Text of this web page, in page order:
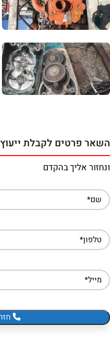
השאר פרטים לקבלת
ונחזור אליך בהקדם